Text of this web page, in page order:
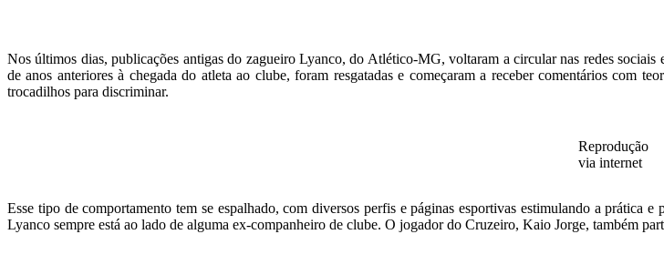
Nos últimos dias, publicações antigas do zagueiro Lyanco, do Atlético-MG, voltaram a circular nas redes
de anos anteriores à chegada do atleta ao clube, foram resgatadas e começaram a receber comentários com
trocadilhos para discriminar.
Reprodução
via internet
Esse tipo de comportamento tem se espalhado, com diversos perfis e páginas esportivas estimulando a prática
Lyanco sempre está ao lado de alguma ex-companheiro de clube. O jogador do Cruzeiro, Kaio Jorge, também